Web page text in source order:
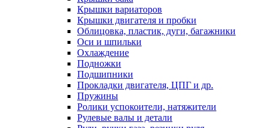
Крышки вариаторов
Крышки двигателя и пробки
Облицовка, пластик, дуги, багажники
Оси и шпильки
Охлаждение
Подножки
Подшипники
Прокладки двигателя, ЦПГ и др.
Пружины
Ролики успокоители, натяжители
Рулевые валы и детали